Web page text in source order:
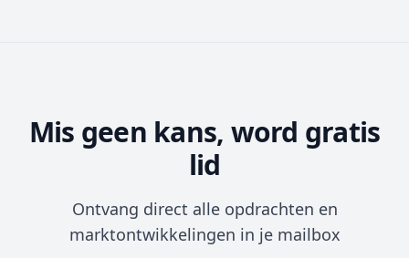
Mis geen kans, word gratis
lid
Ontvang direct alle opdrachten en
marktontwikkelingen in je mailbox